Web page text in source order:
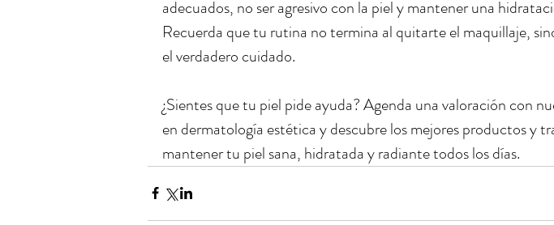
adecuados, no ser agresivo con la piel y mantener una
Recuerda que tu rutina no termina al quitarte el maquillaje,
el verdadero cuidado.
¿Sientes que tu piel pide ayuda? Agenda una valoración con
en dermatología estética y descubre los mejores productos y
mantener tu piel sana, hidratada y radiante todos los días.